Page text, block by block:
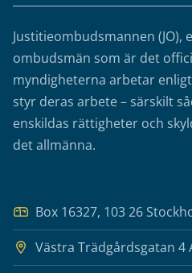
Justitieombudsmannen (JO),
ombudsmän som är det
myndigheterna arbetar
styr deras arbete – särskilt
enskildas rättigheter och
det allmänna.
Box 16327, 103 26
Västra Trädgårdsgatan 4